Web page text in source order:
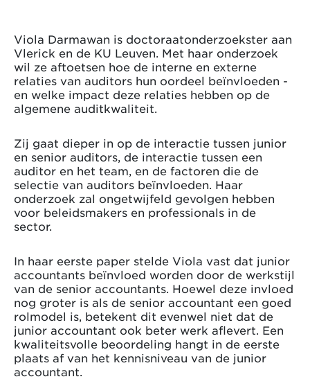
Viola Darmawan is doctoraatonderzoekster aan
Vlerick en de KU Leuven. Met haar onderzoek
wil ze aftoetsen hoe de interne en externe
relaties van auditors hun oordeel beïnvloeden -
en welke impact deze relaties hebben op de
algemene auditkwaliteit.
Zij gaat dieper in op de interactie tussen junior
en senior auditors, de interactie tussen een
auditor en het team, en de factoren die de
selectie van auditors beïnvloeden. Haar
onderzoek zal ongetwijfeld gevolgen hebben
voor beleidsmakers en professionals in de
sector.
In haar eerste paper stelde Viola vast dat junior
accountants beïnvloed worden door de werkstijl
van de senior accountants. Hoewel deze invloed
nog groter is als de senior accountant een goed
rolmodel is, betekent dit evenwel niet dat de
junior accountant ook beter werk aflevert. Een
kwaliteitsvolle beoordeling hangt in de eerste
plaats af van het kennisniveau van de junior
accountant.